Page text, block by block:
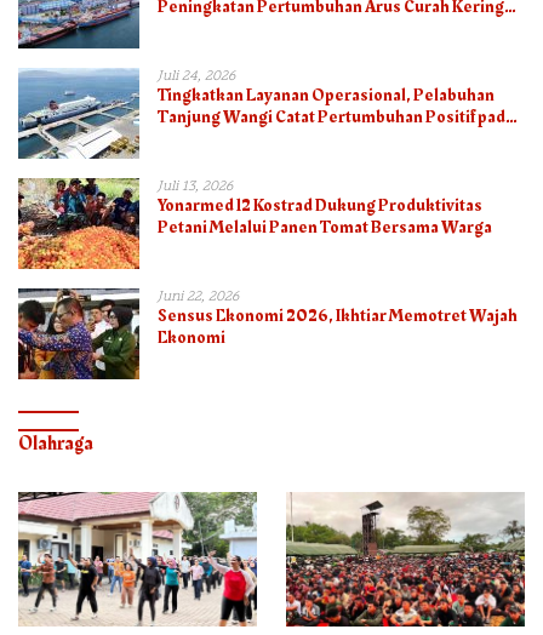
Peningkatan Pertumbuhan Arus Curah Kering
Juli 24, 2026
Tingkatkan Layanan Operasional, Pelabuhan
Tanjung Wangi Catat Pertumbuhan Positif pada
Juli 13, 2026
Yonarmed 12 Kostrad Dukung Produktivitas
Petani Melalui Panen Tomat Bersama Warga
Juni 22, 2026
Sensus Ekonomi 2026, Ikhtiar Memotret Wajah
Ekonomi
Olahraga